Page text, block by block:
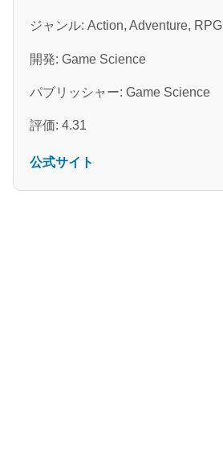
ジャンル: Action, Adventure, RPG
開発: Game Science
パブリッシャー: Game Science
評価: 4.31
公式サイト